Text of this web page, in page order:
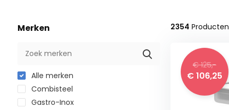
Merken
Alle merken
Combisteel
Gastro-Inox
2354 Producten
€ 125,-
€ 106,25